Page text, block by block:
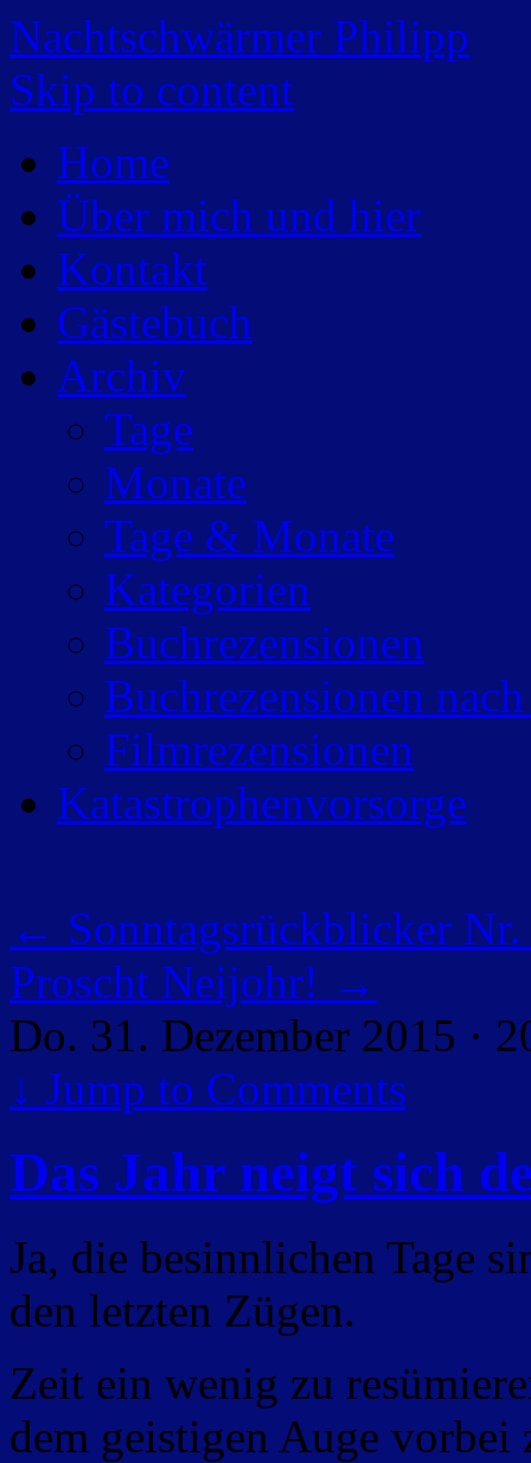
Nachtschwärmer Philipp
Skip to content
Home
Über mich und hier
Kontakt
Gästebuch
Archiv
Tage
Monate
Tage & Monate
Kategorien
Buchrezensionen
Buchrezensionen
Filmrezensionen
Katastrophenvorsorge
← Sonntagsrückblicker
Proscht Neijohr! →
Do. 31. Dezember 2015 ·
↓ Jump to Comments
Das Jahr neigt sich
Ja, die besinnlichen Tage
den letzten Zügen.
Zeit ein wenig zu
dem geistigen Auge vorbei